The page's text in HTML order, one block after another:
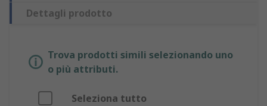
Dettagli prodotto
Trova prodotti simili selezionando uno
o più attributi.
Seleziona tutto